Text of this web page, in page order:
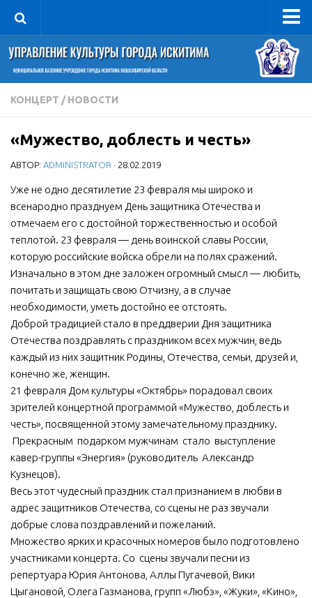
Управление
Руководитель
Сведения об организации
Книга почета культуры
Фотогалерея
Документы
Учредительные документы
Правовая база
Противодействие коррупции
Учреждения культуры
МБУ Дом культуры «Молодость»
МБУ Дом культуры «Октябрь»
МБОУ ДО «Детская школа искусств»
МБУК «Искитимский городской историко-художественный
музей»
МБУ Парк культуры и отдыха им. И.В. Коротеева
ДК «Россия»
Афиша
Независимая оценка качества
Контакты
КОНЦЕРТ / НОВОСТИ
«Мужество, доблесть и честь»
АВТОР: ADMINISTRATOR · 28.02.2019
Уже не одно десятилетие 23 февраля мы широко и
всенародно празднуем День защитника Отечества и
отмечаем его с достойной торжественностью и особой
теплотой. 23 февраля — день воинской славы России,
которую российские войска обрели на полях сражений.
Изначально в этом дне заложен огромный смысл — любить,
почитать и защищать свою Отчизну, а в случае
необходимости, уметь достойно ее отстоять.
Доброй традицией стало в преддверии Дня защитника
Отечества поздравлять с праздником всех мужчин, ведь
каждый из них защитник Родины, Отечества, семьи, друзей и,
конечно же, женщин.
21 февраля Дом культуры «Октябрь» порадовал своих
зрителей концертной программой «Мужество, доблесть и
честь», посвященной этому замечательному празднику.
Прекрасным подарком мужчинам стало выступление
кавер-группы «Энергия» (руководитель Александр
Кузнецов).
Весь этот чудесный праздник стал признанием в любви в
адрес защитников Отечества, со сцены не раз звучали
добрые слова поздравлений и пожеланий.
Множество ярких и красочных номеров было подготовлено
участниками концерта. Со сцены звучали песни из
репертуара Юрия Антонова, Аллы Пугачевой, Вики
Цыгановой, Олега Газманова, групп «Любэ», «Жуки», «Кино»,